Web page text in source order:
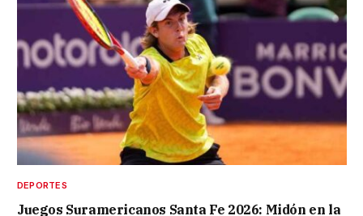
DEPORTES
Juegos Suramericanos Santa Fe 2026: Midón en la